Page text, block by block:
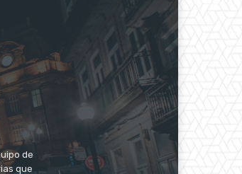
de
que